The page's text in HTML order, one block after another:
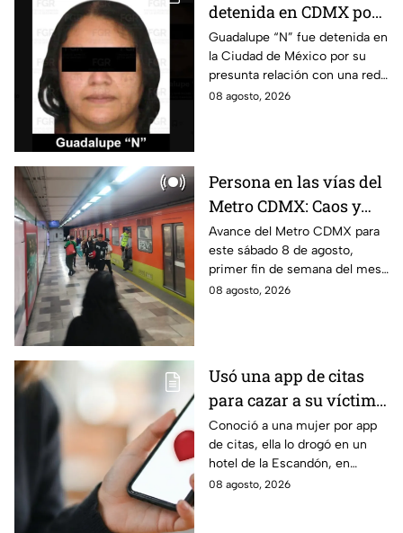
detenida en CDMX por
presunta relación con
red de contrabando de
hidrocarburos
Guadalupe “N” fue detenida en
la Ciudad de México por su
presunta relación con una red
de contrabando de
08 agosto, 2026
Persona en las vías del
Metro CDMX: Caos y
retrasos de más de 20
minutos en la Línea B
Avance del Metro CDMX para
este sábado 8 de agosto,
primer fin de semana del mes.
Retraso o cierre de estaciones
08 agosto, 2026
Usó una app de citas
para cazar a su víctima:
Así operaba Ivette "N"
antes de huir a Puebla;
ya está detenida
Conoció a una mujer por app
de citas, ella lo drogó en un
hotel de la Escandón, en
CDMX, para robarle el auto y
08 agosto, 2026